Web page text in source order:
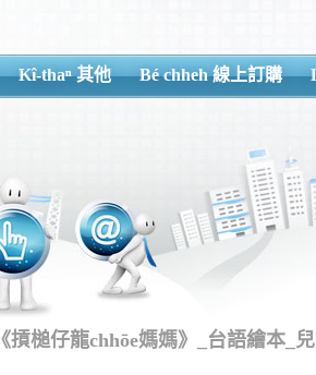
Kî-thaⁿ 其他 Bé chheh 線上訂購
《摃槌仔龍chhōe媽媽》_台語繪本_